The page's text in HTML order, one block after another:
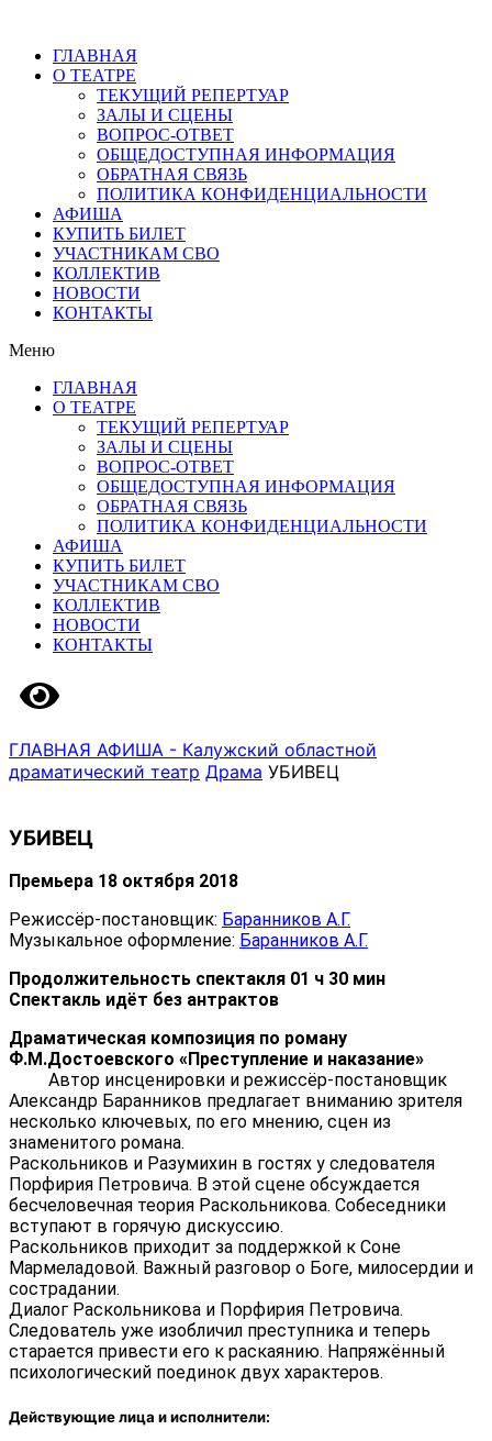
ГЛАВНАЯ
О ТЕАТРЕ
ТЕКУЩИЙ РЕПЕРТУАР
ЗАЛЫ И СЦЕНЫ
ВОПРОС-ОТВЕТ
ОБЩЕДОСТУПНАЯ ИНФОРМАЦИЯ
ОБРАТНАЯ СВЯЗЬ
ПОЛИТИКА КОНФИДЕНЦИАЛЬНОСТИ
АФИША
КУПИТЬ БИЛЕТ
УЧАСТНИКАМ СВО
КОЛЛЕКТИВ
НОВОСТИ
КОНТАКТЫ
Меню
ГЛАВНАЯ
О ТЕАТРЕ
ТЕКУЩИЙ РЕПЕРТУАР
ЗАЛЫ И СЦЕНЫ
ВОПРОС-ОТВЕТ
ОБЩЕДОСТУПНАЯ ИНФОРМАЦИЯ
ОБРАТНАЯ СВЯЗЬ
ПОЛИТИКА КОНФИДЕНЦИАЛЬНОСТИ
АФИША
КУПИТЬ БИЛЕТ
УЧАСТНИКАМ СВО
КОЛЛЕКТИВ
НОВОСТИ
КОНТАКТЫ
ГЛАВНАЯ АФИША - Калужский областной
драматический театр Драма УБИВЕЦ
УБИВЕЦ
Премьера 18 октября 2018
Режиссёр-постановщик: Баранников А.Г.
Музыкальное оформление: Баранников А.Г.
Продолжительность спектакля 01 ч 30 мин
Спектакль идёт без антрактов
Драматическая композиция по роману
Ф.М.Достоевского «Преступление и наказание»
Автор инсценировки и режиссёр-постановщик
Александр Баранников предлагает вниманию зрителя
несколько ключевых, по его мнению, сцен из
знаменитого романа.
Раскольников и Разумихин в гостях у следователя
Порфирия Петровича. В этой сцене обсуждается
бесчеловечная теория Раскольникова. Собеседники
вступают в горячую дискуссию.
Раскольников приходит за поддержкой к Соне
Мармеладовой. Важный разговор о Боге, милосердии и
сострадании.
Диалог Раскольникова и Порфирия Петровича.
Следователь уже изобличил преступника и теперь
старается привести его к раскаянию. Напряжённый
психологический поединок двух характеров.
Действующие лица и исполнители: